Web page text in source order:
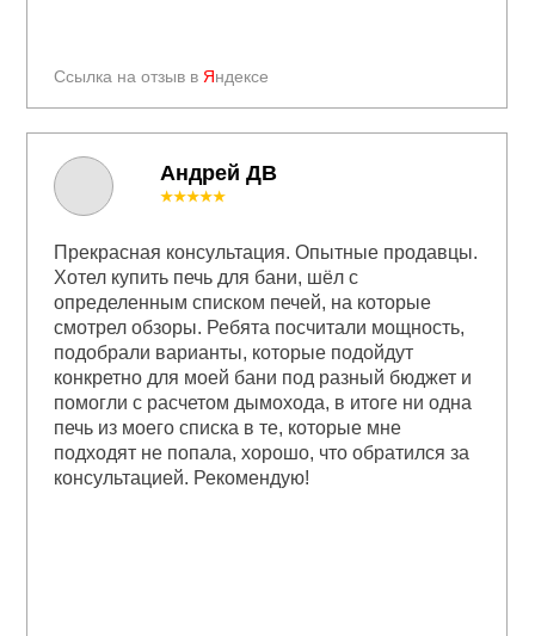
Ссылка на отзыв в Яндексе
Андрей ДВ
★★★★★
Прекрасная консультация. Опытные продавцы.
Хотел купить печь для бани, шёл с
определенным списком печей, на которые
смотрел обзоры. Ребята посчитали мощность,
подобрали варианты, которые подойдут
конкретно для моей бани под разный бюджет и
помогли с расчетом дымохода, в итоге ни одна
печь из моего списка в те, которые мне
подходят не попала, хорошо, что обратился за
консультацией. Рекомендую!